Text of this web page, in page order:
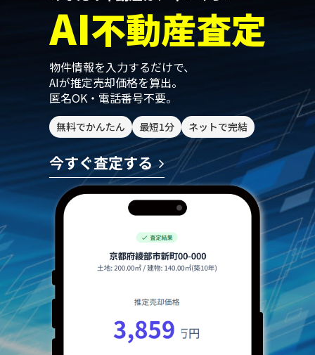
AI不動産査定
物件情報を入力するだけで、
AIが推定売却価格を算出。
匿名OK・電話番号不要。
無料でかんたん 最短1分 ネットで完結
今すぐ査定する